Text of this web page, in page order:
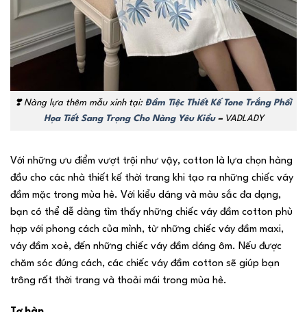
❣️ Nàng lựa thêm mẫu xinh tại: Đầm Tiệc Thiết Kế Tone Trắng Phối
Họa Tiết Sang Trọng Cho Nàng Yêu Kiều–VADLADY
Với những ưu điểm vượt trội như vậy, cotton là lựa chọn hàng
đầu cho các nhà thiết kế thời trang khi tạo ra những chiếc váy
đầm mặc trong mùa hè. Với kiểu dáng và màu sắc đa dạng,
bạn có thể dễ dàng tìm thấy những chiếc váy đầm cotton phù
hợp với phong cách của mình, từ những chiếc váy đầm maxi,
váy đầm xoè, đến những chiếc váy đầm dáng ôm. Nếu được
chăm sóc đúng cách, các chiếc váy đầm cotton sẽ giúp bạn
trông rất thời trang và thoải mái trong mùa hè.